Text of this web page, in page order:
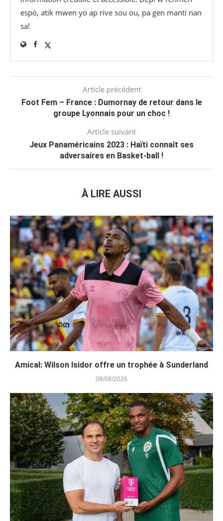
espò, atik mwen yo ap rive sou ou, pa gen manti nan
sa!
Article précédent
Foot Fem – France : Dumornay de retour dans le
groupe Lyonnais pour un choc !
Article suivant
Jeux Panaméricains 2023 : Haïti connaît ses
adversaires en Basket-ball !
À LIRE AUSSI
Amical: Wilson Isidor offre un trophée à Sunderland
08/08/2026